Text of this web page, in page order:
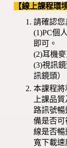
【線上課程環
請確認您
(1)PC個
即可。
(2)耳機麥
(3)視訊
訊鏡頭）
本課程
上課品
路訊號
備是否
線是否
寬下載速